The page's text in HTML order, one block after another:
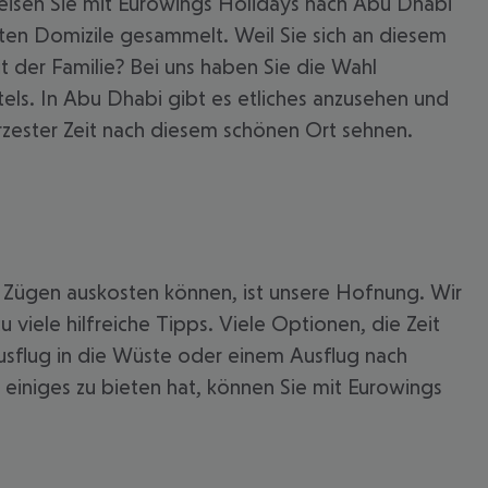
Domizile gesammelt. Weil Sie sich an diesem
Familie? Bei uns haben Sie die Wahl
In Abu Dhabi gibt es etliches anzusehen und
Zeit nach diesem schönen Ort sehnen.
auskosten können, ist unsere Hofnung. Wir
viele hilfreiche Tipps. Viele Optionen, die Zeit
in die Wüste oder einem Ausflug nach
zu bieten hat, können Sie mit Eurowings
akzeptieren